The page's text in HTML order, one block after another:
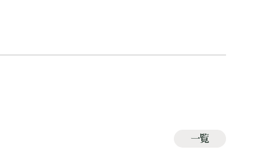
一覧